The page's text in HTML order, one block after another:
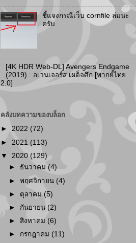
ชี้แจงกรณีเว็บ cornfile ล่มนะ
ครับ
[4K HDR Web-DL] Avengers Endgame
(2019) : อเวนเจอร์ส เผด็จศึก [พากย์ไทย
2.0]
คลังบทความของบล็อก
► 2022 (72)
► 2021 (113)
▼ 2020 (129)
► ธันวาคม (4)
►พฤศจิกายน (4)
► ตุลาคม(5)
► กันยายน (2)
►สิงหาคม (6)
► กรกฎาคม (11)